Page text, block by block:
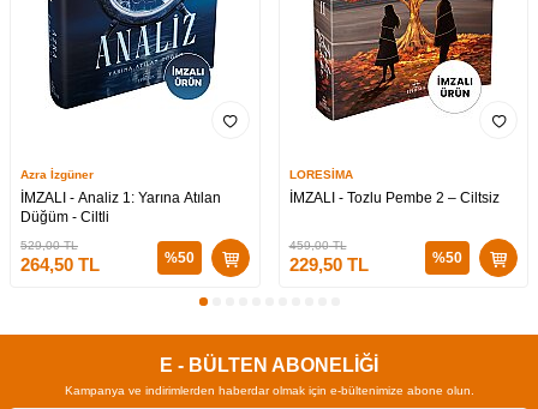
Azra İzgüner
İMZALI - Analiz 1: Yarına Atılan
Düğüm - Ciltli
529,00TL
264,50 TL %50
LORESİMA
İMZALI - Tozlu Pembe 2 – Ciltsiz
459,00TL
229,50TL %50
E - BÜLTEN ABONELİĞİ
Kampanya ve indirimlerden haberdar olmak için e-bültenimize abone olun.